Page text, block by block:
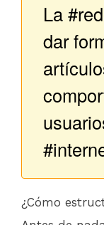
La
dar
¿Cómo